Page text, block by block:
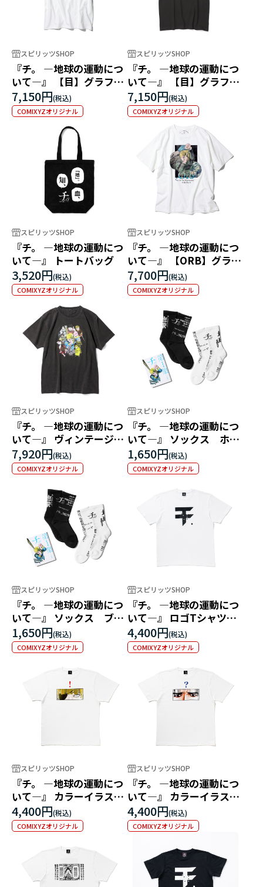
スピリッツSHOP
『チ。 ―地球の運動につ
いて―』 【目】グラフィ
ックTEE ホワイト
7,150円
COMIXYZオリジナル
スピリッツSHOP
『チ。 ―地球の運動につ
いて―』 【目】グラフィ
ックTEE ブラック
7,150円
COMIXYZオリジナル
スピリッツSHOP
『チ。 ―地球の運動につ
いて―』 トートバッグ
3,520円
COMIXYZオリジナル
スピリッツSHOP
『チ。 ―地球の運動につ
いて―』 【ORB】グラフ
ィックTEE
7,700円
COMIXYZオリジナル
スピリッツSHOP
『チ。 ―地球の運動につ
いて―』 ヴィンテージデ
ザインTEE
7,920円
COMIXYZオリジナル
スピリッツSHOP
『チ。 ―地球の運動につ
いて―』 ソックス ホワ
イト
1,650円
COMIXYZオリジナル
スピリッツSHOP
『チ。 ―地球の運動につ
いて―』 ソックス ブラ
ック
1,650円
COMIXYZオリジナル
スピリッツSHOP
『チ。 ―地球の運動につ
いて―』 ロゴTシャツ
白
4,400円
COMIXYZオリジナル
スピリッツSHOP
『チ。 ―地球の運動につ
いて―』 カラーイラスト
Tシャツ バデーニ
4,400円
COMIXYZオリジナル
スピリッツSHOP
『チ。 ―地球の運動につ
いて―』 カラーイラスト
Tシャツ オクジー
4,400円
COMIXYZオリジナル